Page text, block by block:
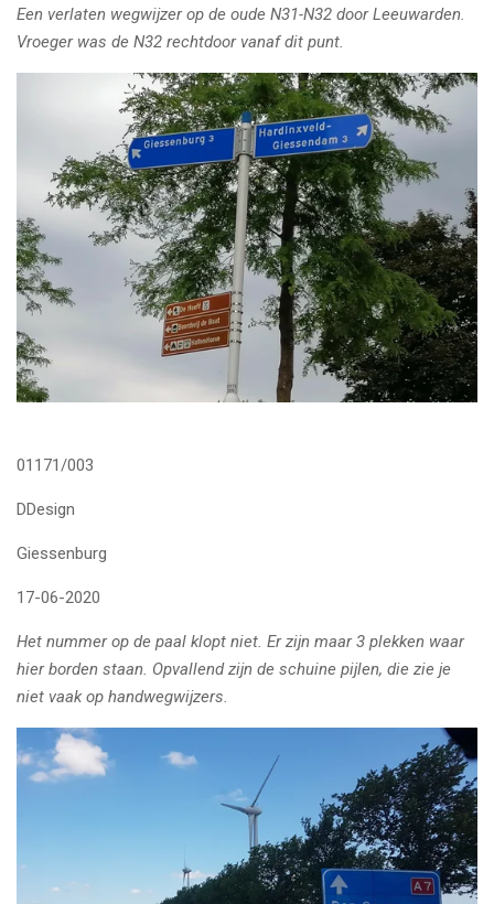
Een verlaten wegwijzer op de oude N31-N32 door Leeuwarden.
Vroeger was de N32 rechtdoor vanaf dit punt.
01171/003
DDesign
Giessenburg
17-06-2020
Het nummer op de paal klopt niet. Er zijn maar 3 plekken waar
hier borden staan. Opvallend zijn de schuine pijlen, die zie je
niet vaak op handwegwijzers.